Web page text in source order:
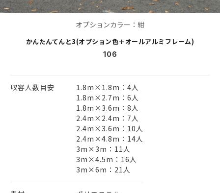
オプションカラー：紺
かんたんてんと3(オプション色＋オールアルミフレーム)
106
収容人数目安
1.8m×1.8m：4人
1.8m×2.7m：6人
1.8m×3.6m：8人
2.4m×2.4m：7人
2.4m×3.6m：10人
2.4m×4.8m：14人
3m×3m：11人
3m×4.5m：16人
3m×6m：21人